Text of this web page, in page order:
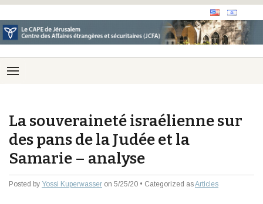
La souveraineté israélienne sur
des pans de la Judée et la
Samarie – analyse
Posted by Yossi Kuperwasser on 5/25/20 • Categorized asArticles